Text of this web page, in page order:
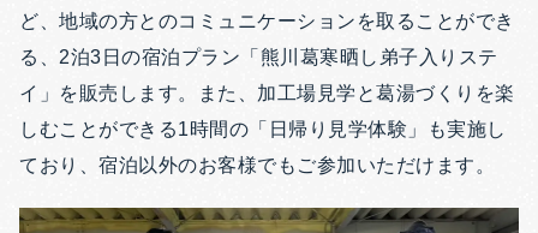
ど、地域の方とのコミュニケーションを取ることができ
る、2泊3日の宿泊プラン「熊川葛寒晒し弟子入りステ
イ」を販売します。また、加工場見学と葛湯づくりを楽
しむことができる1時間の「日帰り見学体験」も実施し
ており、宿泊以外のお客様でもご参加いただけます。